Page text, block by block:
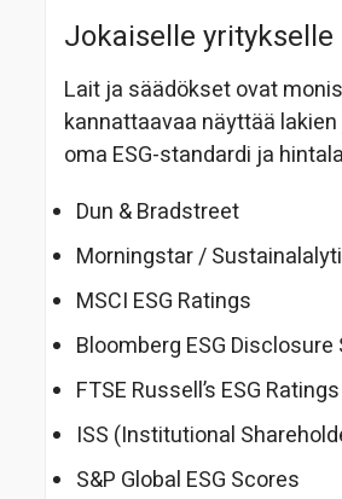
Jokaiselle
Lait ja säädökset ovat
kannattaavaa näyttää
oma ESG-standardi ja
Dun & Bradstreet
Morningstar /
MSCI ESG Ratings
Bloomberg ESG Disclosure
FTSE Russell’s ESG Ratings
ISS (Institutional
S&P Global ESG Scores